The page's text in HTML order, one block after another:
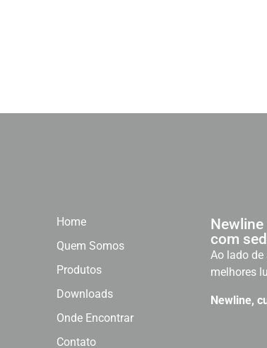
Home
Quem Somos
Produtos
Downloads
Onde Encontrar
Contato
com
Ao lado
melhores
Newline,